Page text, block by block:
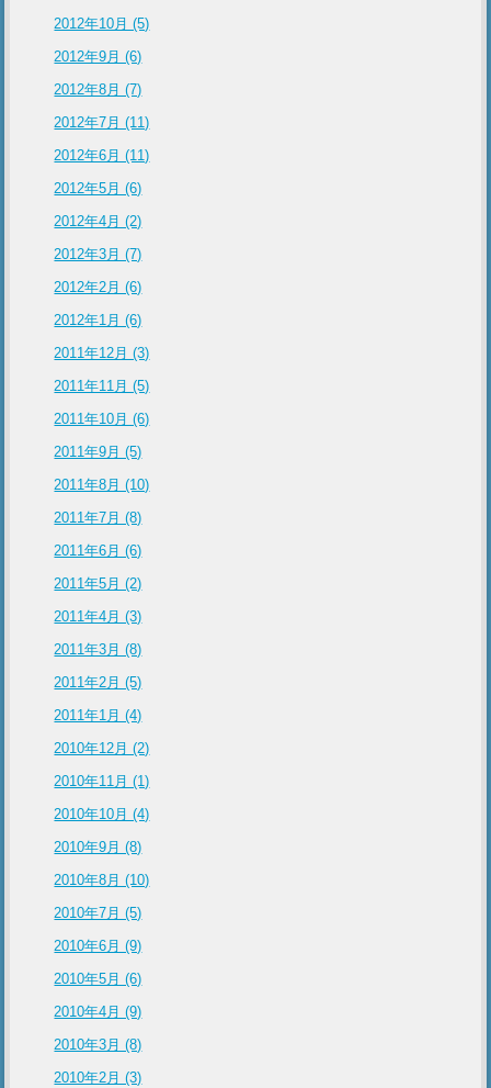
2012年10月 (5)
2012年9月 (6)
2012年8月 (7)
2012年7月 (11)
2012年6月 (11)
2012年5月 (6)
2012年4月 (2)
2012年3月 (7)
2012年2月 (6)
2012年1月 (6)
2011年12月 (3)
2011年11月 (5)
2011年10月 (6)
2011年9月 (5)
2011年8月 (10)
2011年7月 (8)
2011年6月 (6)
2011年5月 (2)
2011年4月 (3)
2011年3月 (8)
2011年2月 (5)
2011年1月 (4)
2010年12月 (2)
2010年11月 (1)
2010年10月 (4)
2010年9月 (8)
2010年8月 (10)
2010年7月 (5)
2010年6月 (9)
2010年5月 (6)
2010年4月 (9)
2010年3月 (8)
2010年2月 (3)